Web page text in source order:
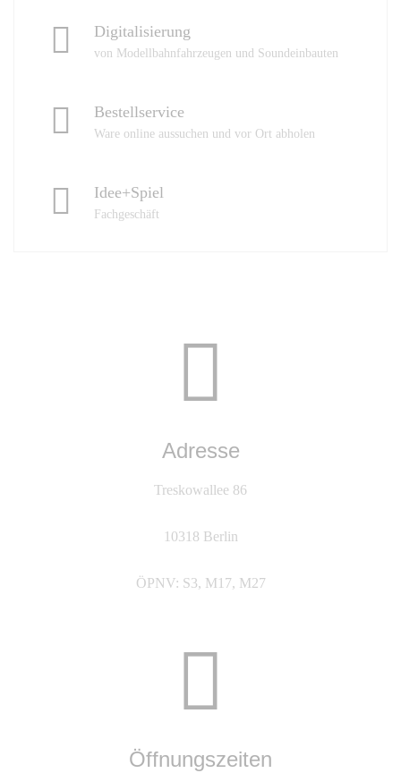
Digitalisierung
von Modellbahnfahrzeugen und Soundeinbauten
Bestellservice
Ware online aussuchen und vor Ort abholen
Idee+Spiel
Fachgeschäft
Adresse
Treskowallee 86
10318 Berlin
ÖPNV: S3, M17, M27
Öffnungszeiten